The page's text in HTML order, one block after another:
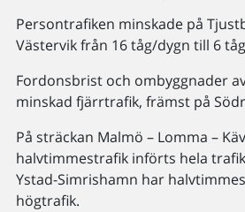
Persontrafiken minskade på
Västervik från 16 tåg/dygn till 6
Fordonsbrist och ombyggnader
minskad fjärrtrafik, främst på
På sträckan Malmö – Lomma –
halvtimmestrafik införts hela
Ystad-Simrishamn har
högtrafik.